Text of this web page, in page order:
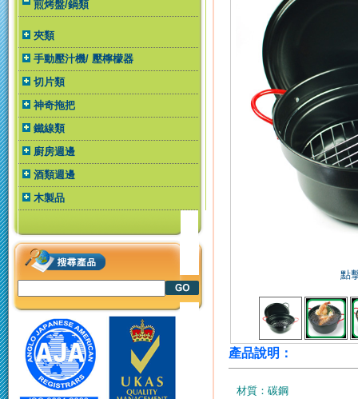
煎烤盤/鍋類
夾類
手動壓汁機/ 壓檸檬器
切片類
神奇拖把
鐵線類
廚房週邊
酒類週邊
木製品
點
產品說明：
材質：碳鋼